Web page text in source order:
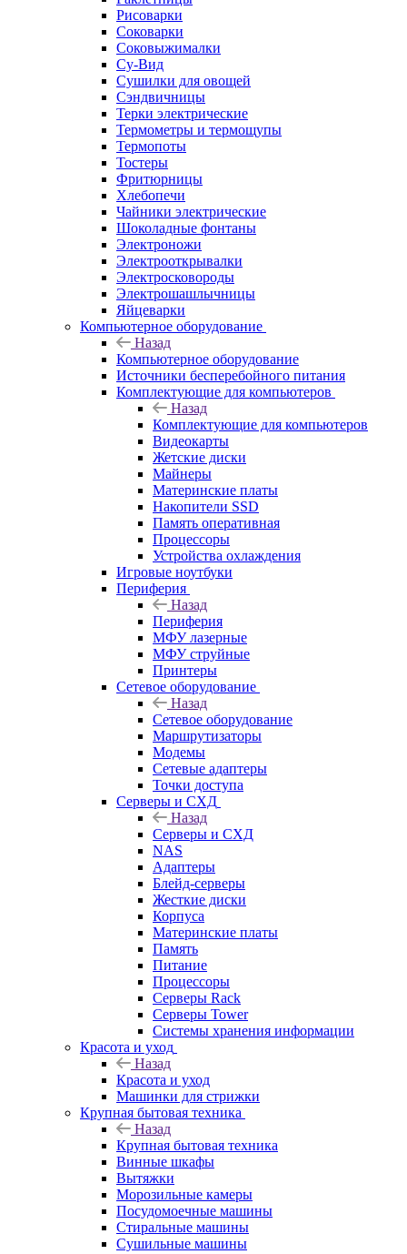
Рисоварки
Соковарки
Соковыжималки
Су-Вид
Сушилки для овощей
Сэндвичницы
Терки электрические
Термометры и термощупы
Термопоты
Тостеры
Фритюрницы
Хлебопечи
Чайники электрические
Шоколадные фонтаны
Электроножи
Электрооткрывалки
Электросковороды
Электрошашлычницы
Яйцеварки
Компьютерное оборудование
Назад
Компьютерное оборудование
Источники бесперебойного питания
Комплектующие для компьютеров
Назад
Комплектующие для компьютеров
Видеокарты
Жетские диски
Майнеры
Материнские платы
Накопители SSD
Память оперативная
Процессоры
Устройства охлаждения
Игровые ноутбуки
Периферия
Назад
Периферия
МФУ лазерные
МФУ струйные
Принтеры
Сетевое оборудование
Назад
Сетевое оборудование
Маршрутизаторы
Модемы
Сетевые адаптеры
Точки доступа
Серверы и СХД
Назад
Серверы и СХД
NAS
Адаптеры
Блейд-серверы
Жесткие диски
Корпуса
Материнские платы
Память
Питание
Процессоры
Серверы Rack
Серверы Tower
Системы хранения информации
Красота и уход
Назад
Красота и уход
Машинки для стрижки
Крупная бытовая техника
Назад
Крупная бытовая техника
Винные шкафы
Вытяжки
Морозильные камеры
Посудомоечные машины
Стиральные машины
Сушильные машины